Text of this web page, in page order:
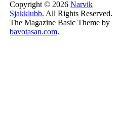
Copyright © 2026 Narvik
Sjakklubb. All Rights Reserved.
The Magazine Basic Theme by
bavotasan.com.